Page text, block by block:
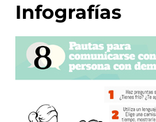
Infografías